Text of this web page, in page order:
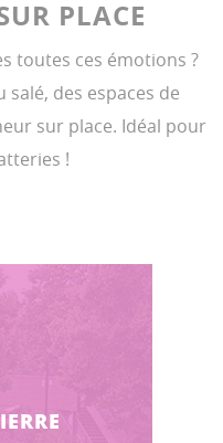
PLACE
toutes ces émotions ?
des espaces de
sur place. Idéal pour
!